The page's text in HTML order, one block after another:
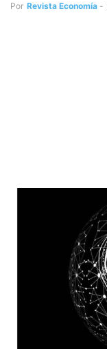
Por Revista Economía -